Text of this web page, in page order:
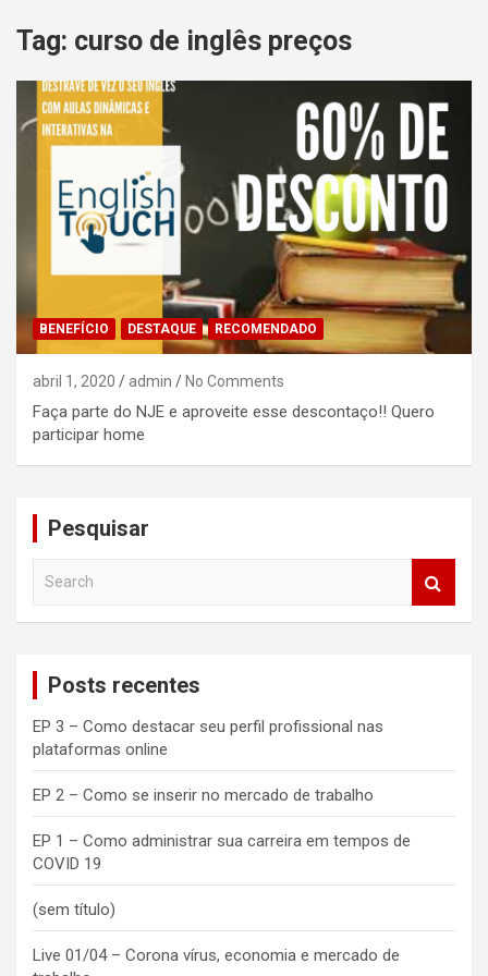
Tag: curso de inglês preços
BENEFÍCIO DESTAQUE RECOMENDADO
abril 1, 2020 admin No Comments
Faça parte do NJE e aproveite esse descontaço!! Quero
participar home
Pesquisar
Posts recentes
EP 3 – Como destacar seu perfil profissional nas
plataformas online
EP 2 – Como se inserir no mercado de trabalho
EP 1 – Como administrar sua carreira em tempos de
COVID 19
(sem título)
Live 01/04 – Corona vírus, economia e mercado de